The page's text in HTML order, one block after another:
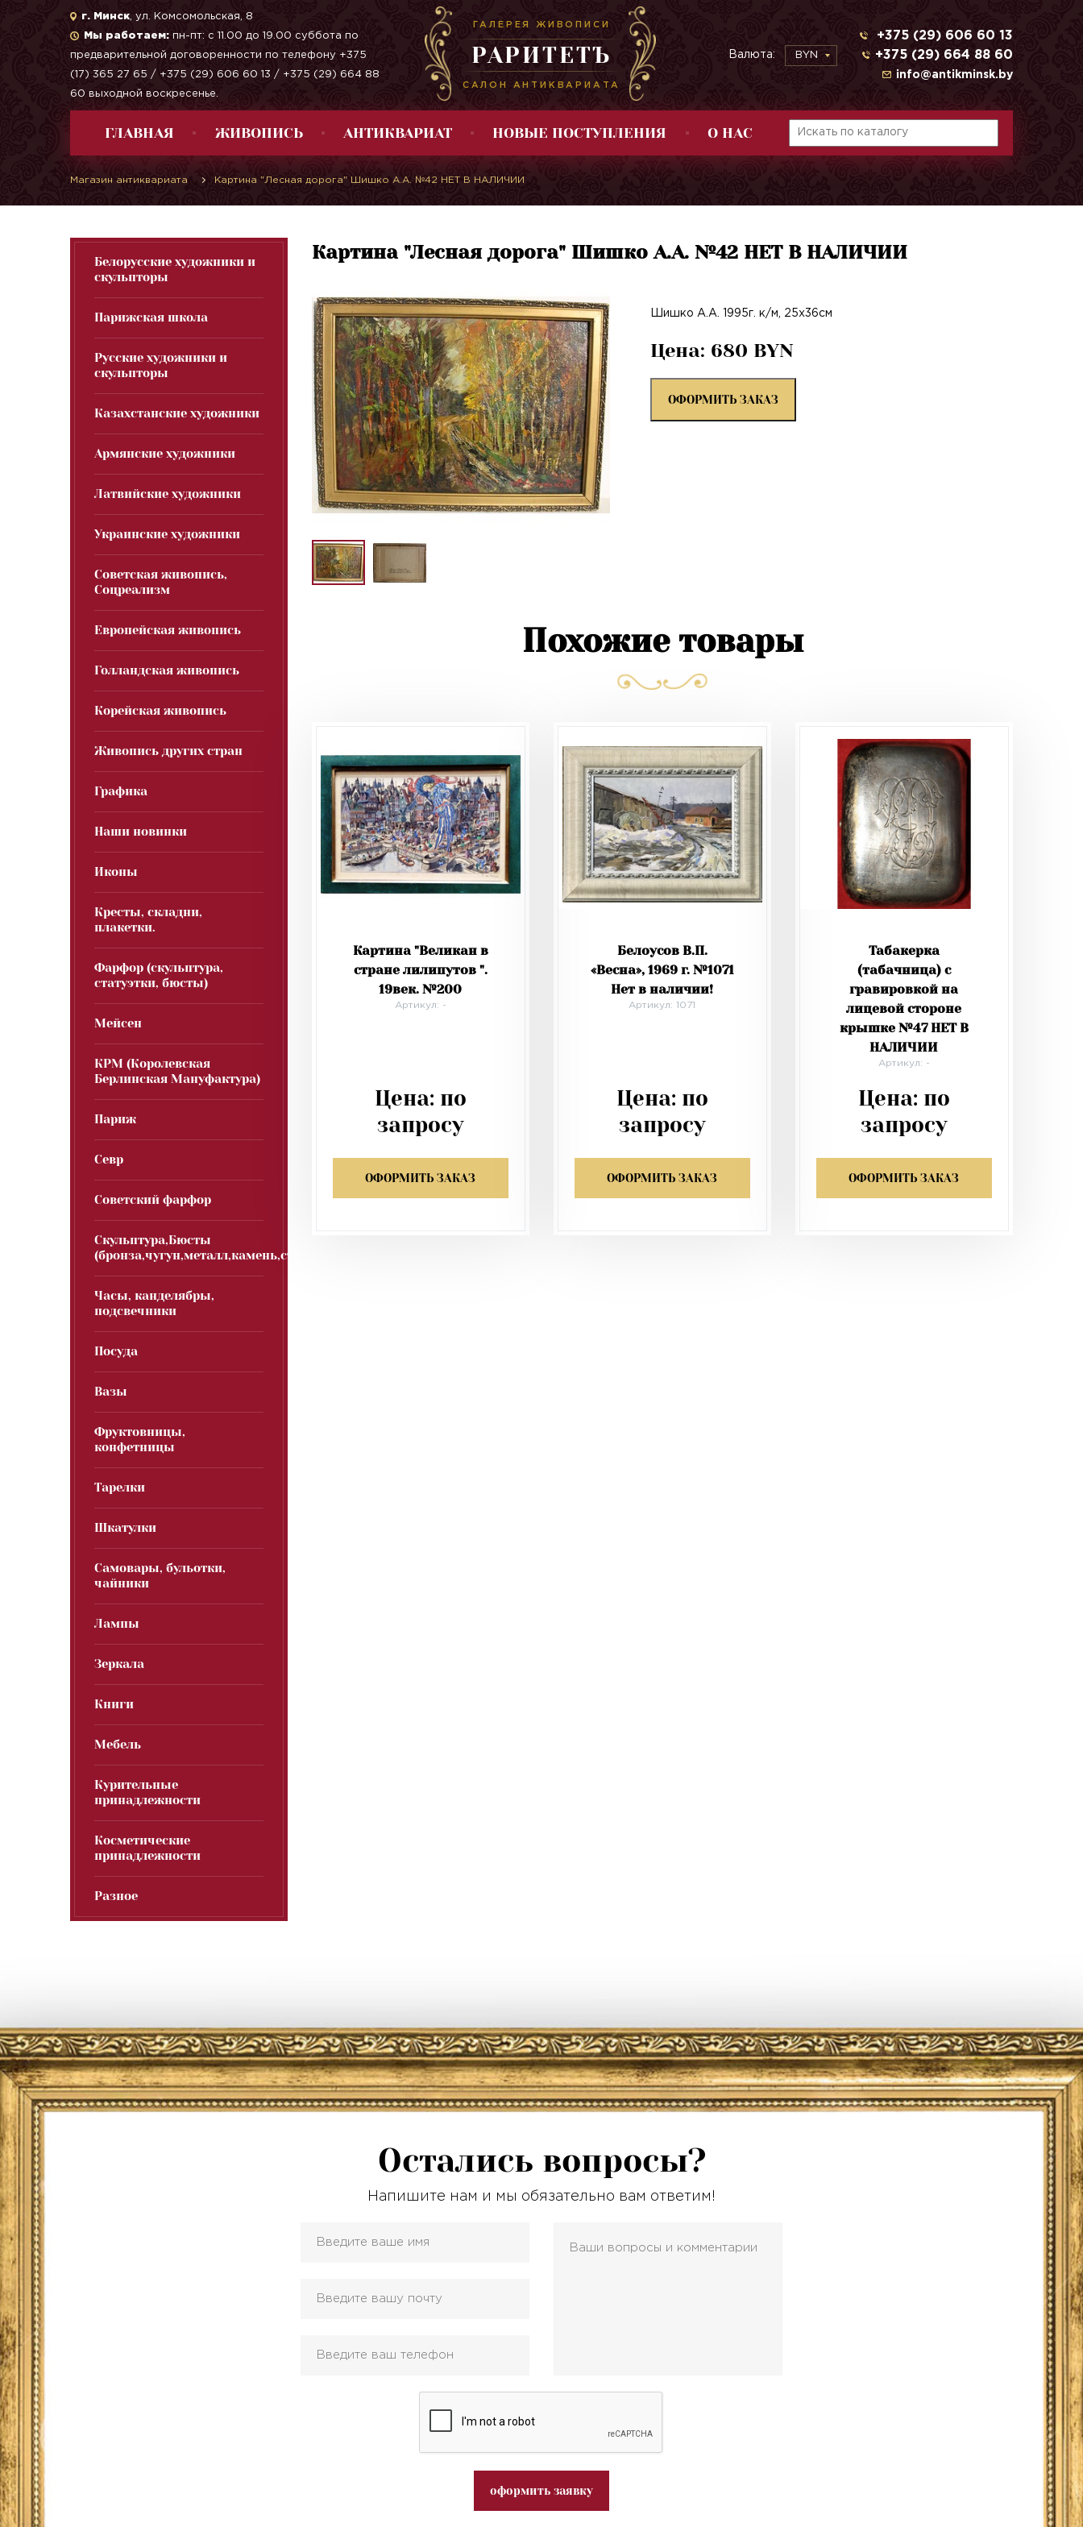
ГАЛЕРЕЯ ЖИВОПИСИ
РАРИТЕТЪ
САЛОН АНТИКВАРИАТА
г. Минск , ул. Комсомольская, 8
Мы работаем: пн-пт: с 11.00 до 19.00 суббота по
предварительной договоренности по телефону +375
(17) 365 27 65 / +375 (29) 606 60 13 / +375 (29) 664 88
60 выходной воскресенье.
Валюта: BYN
+375 (29) 606 60 13
+375 (29) 664 88 60
info@antikminsk.by
ГЛАВНАЯ ЖИВОПИСЬ АНТИКВАРИАТ НОВЫЕ ПОСТУПЛЕНИЯ О НАС
Магазин антиквариата Картина "Лесная дорога" Шишко А.А. №42 НЕТ В НАЛИЧИИ
Белорусские художники и
скульпторы
Парижская школа
Русские художники и
скульпторы
Казахстанские художники
Армянские художники
Латвийские художники
Украинские художники
Советская живопись,
Соцреализм
Европейская живопись
Голландская живопись
Корейская живопись
Живопись других стран
Графика
Наши новинки
Иконы
Кресты, складни,
плакетки.
Фарфор (скульптура,
статуэтки, бюсты)
Мейсен
КРМ (Королевская
Берлинская Мануфактура)
Париж
Севр
Советский фарфор
Скульптура,Бюсты
(бронза,чугун,металл,камень,стекло)
Часы, канделябры,
подсвечники
Посуда
Вазы
Фруктовницы,
конфетницы
Тарелки
Шкатулки
Самовары, бульотки,
чайники
Лампы
Зеркала
Книги
Мебель
Курительные
принадлежности
Косметические
принадлежности
Разное
Картина "Лесная дорога" Шишко А.А. №42 НЕТ В НАЛИЧИИ
Шишко А.А. 1995г. к/м, 25х36см
Цена: 680 BYN
ОФОРМИТЬ ЗАКАЗ
Похожие товары
Картина "Великан в
стране лилипутов ".
19век. №200
Артикул: -
Цена: по
запросу
ОФОРМИТЬ ЗАКАЗ
Белоусов В.П.
«Весна», 1969 г. №1071
Нет в наличии!
Артикул: 1071
Цена: по
запросу
ОФОРМИТЬ ЗАКАЗ
Табакерка
(табачница) с
гравировкой на
лицевой стороне
крышке №47 НЕТ В
НАЛИЧИИ
Артикул: -
Цена: по
запросу
ОФОРМИТЬ ЗАКАЗ
Остались вопросы?
Напишите нам и мы обязательно вам ответим!
оформить заявку